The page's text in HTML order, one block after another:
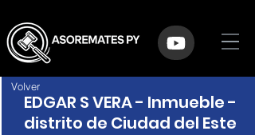
EDGAR S VERA - Inmueble -
distrito de Ciudad del Este
Volver